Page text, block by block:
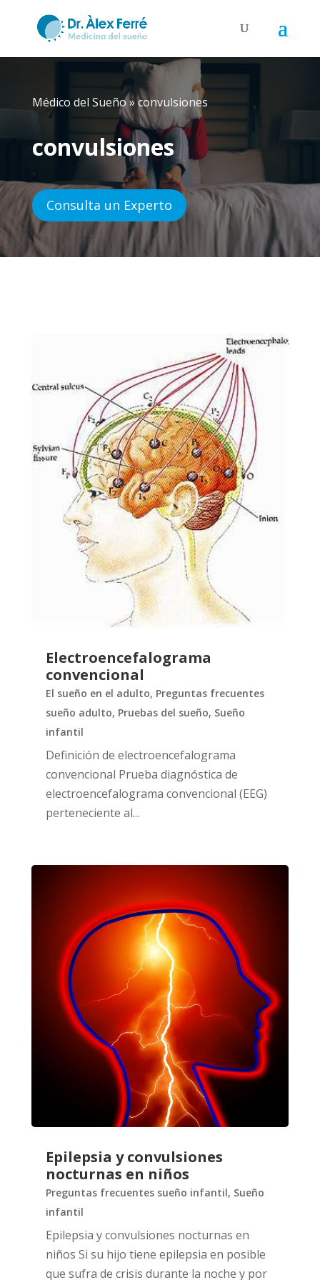
Médico del Sueño»convulsiones
convulsiones
Consulta un Experto
Electroencefalograma
convencional
El sueño en el adulto, Preguntas frecuentes
sueño adulto, Pruebas del sueño, Sueño
infantil
Definición de electroencefalograma
convencional Prueba diagnóstica de
electroencefalograma convencional (EEG)
perteneciente al...
Epilepsia y convulsiones
nocturnas en niños
Preguntas frecuentes sueño infantil, Sueño
infantil
Epilepsia y convulsiones nocturnas en
niños Si su hijo tiene epilepsia en posible
que sufra de crisis durante la noche y por